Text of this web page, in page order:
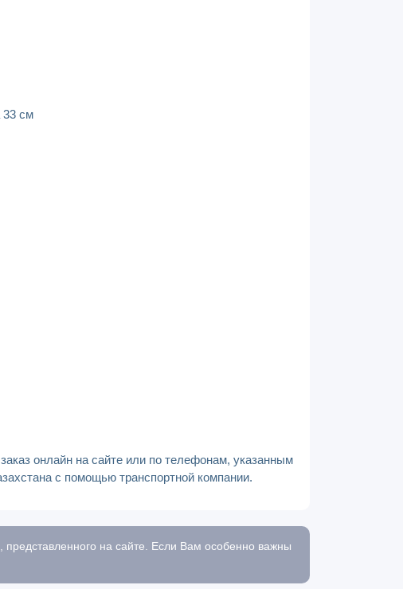
33 см
онлайн на сайте или по телефонам, указанным
с помощью транспортной компании.
представленного на сайте. Если Вам особенно важны